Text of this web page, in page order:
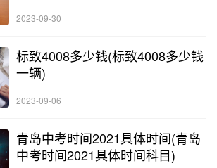
2023-09-30
标致4008多少钱(标致4008多少钱
一辆)
2023-09-06
青岛中考时间2021具体时间(青岛
中考时间2021具体时间科目)